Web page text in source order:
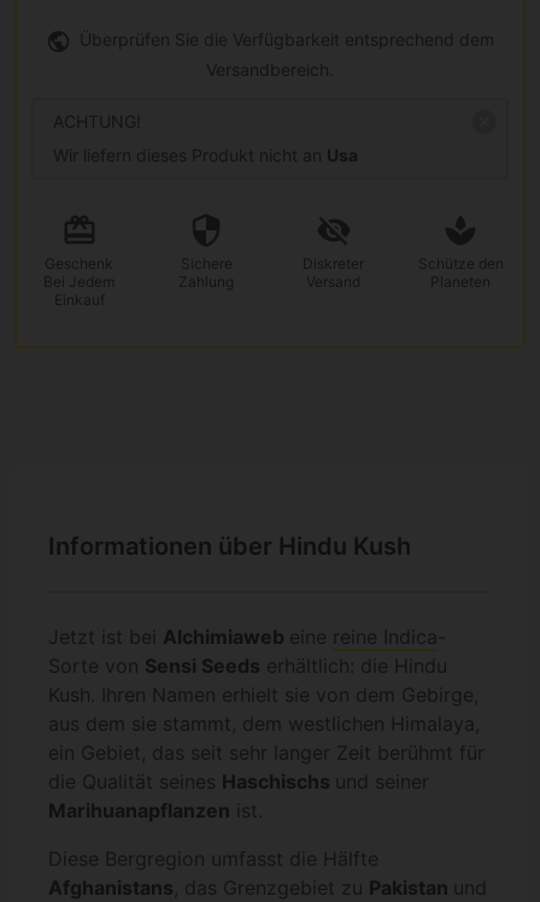
Überprüfen Sie die Verfügbarkeit entsprechend dem
Versandbereich.
ACHTUNG!
Wir liefern dieses Produkt nicht an Usa
Geschenk
Bei Jedem
Einkauf
Sichere
Zahlung
Diskreter
Versand
Schütze den
Planeten
Informationen über Hindu Kush
Jetzt ist bei Alchimiaweb eine reine Indica
Sorte von Sensi Seeds erhältlich: die Hindu
Kush. Ihren Namen erhielt sie von dem Gebirge,
aus dem sie stammt, dem westlichen Himalaya,
ein Gebiet, das seit sehr langer Zeit berühmt für
die Qualität seines Haschischs und seiner
Marihuanapflanzen ist.
Diese Bergregion umfasst die Hälfte
Afghanistans , das Grenzgebiet zu Pakistan und